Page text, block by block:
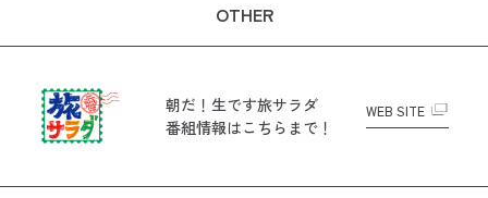
OTHER
朝だ！生です旅サラダ
番組情報はこちらまで！
WEB SITE